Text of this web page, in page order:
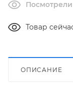
Товар
ОПИСАНИЕ